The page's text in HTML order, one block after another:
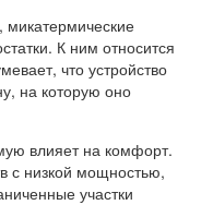
микатермические
К ним относится
что устройство
на которую оно
влияет на комфорт.
с низкой мощностью,
участки